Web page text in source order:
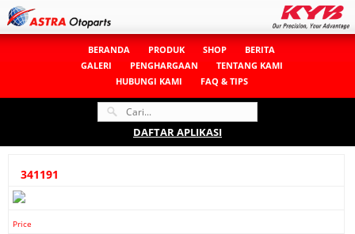
BERANDA PRODUK SHOP
BERITA
GALERI
PENGHARGAAN
TENTANG KAMI
HUBUNGI KAMI
FAQ & TIPS
DAFTAR APLIKASI
341191
Price